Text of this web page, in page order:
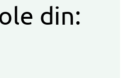
din: